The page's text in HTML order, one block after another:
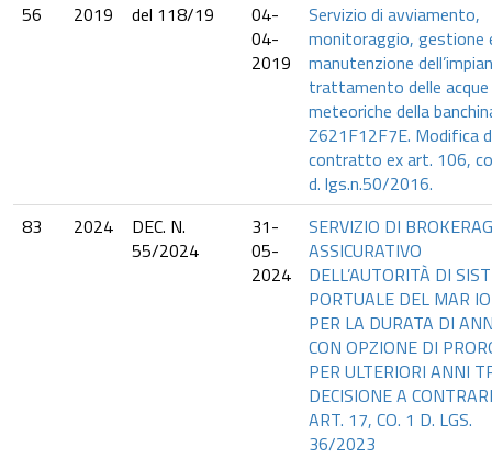
56
2019 del 118/19
04-
04-
2019
Servizio di avviamento,
monitoraggio, gestione
manutenzione
trattamento delle acque
meteoriche della
Z621F12F7E. Modifica
contratto ex art. 106,
d. lgs.n.50/2016.
83
2024
DEC. N.
55/2024
31-
05-
2024
SERVIZIO DI
ASSICURATIVO
DELL’AUTORITÀ DI
PORTUALE DEL MAR
PER LA DURATA DI
CON OPZIONE DI
PER ULTERIORI ANNI
DECISIONE A
ART. 17, CO. 1 D. LGS.
36/2023